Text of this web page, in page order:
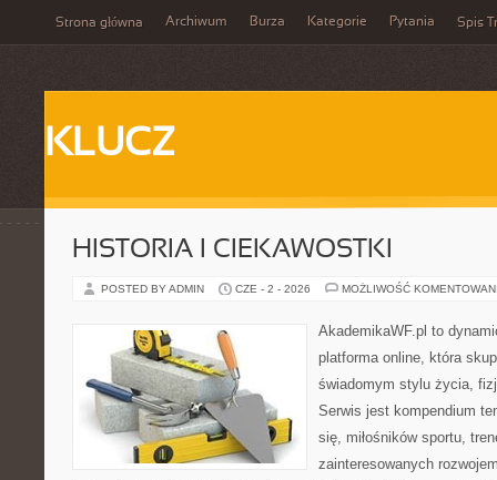
Strona główna Archiwum Burza Kategorie Pytania Spis
KLUCZ
HISTORIA I CIEKAWOSTKI
POSTED BY ADMIN CZE - 2 - 2026 MOŻLIWOŚĆ
AkademikaWF.pl to
platforma online, która
świadomym stylu życia,
Serwis jest kompendium
się, miłośników sportu,
zainteresowanych